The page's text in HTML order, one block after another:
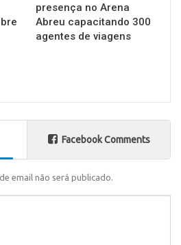
presença no Arena
Abreu capacitando 300
agentes de viagens
Facebook Comments
email não será publicado.